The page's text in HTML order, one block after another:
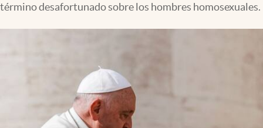
Infotechnology
Clase
Eventos Corporativos
El Cronista Studio
término desafortunado sobre los hombres homosexuales.